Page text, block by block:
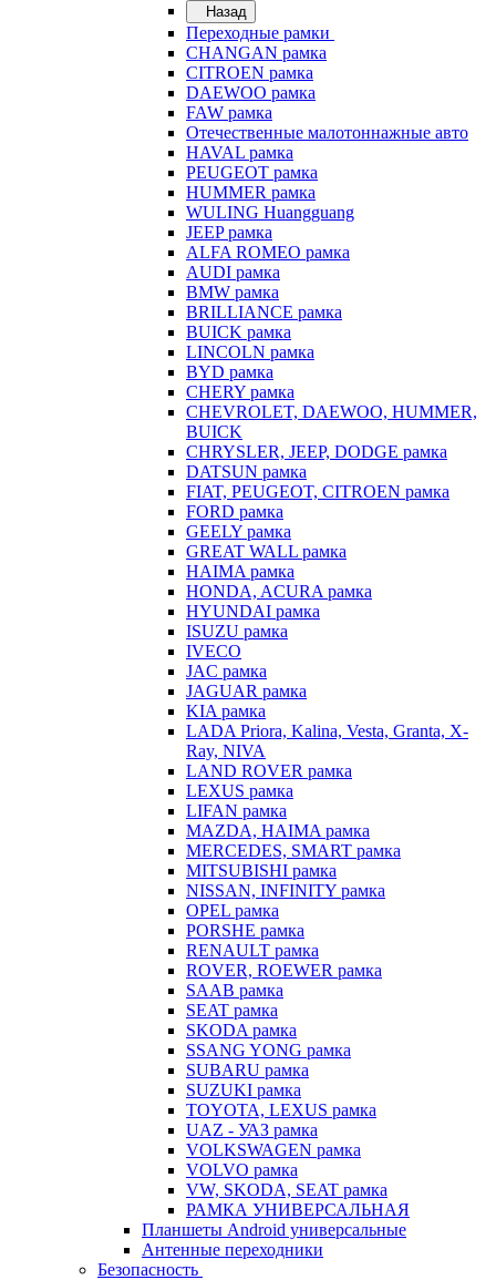
Назад
Переходные рамки
CHANGAN рамка
CITROEN рамка
DAEWOO рамка
FAW рамка
Отечественные малотоннажные авто
HAVAL рамка
PEUGEOT рамка
HUMMER рамка
WULING Huangguang
JEEP рамка
ALFA ROMEO рамка
AUDI рамка
BMW рамка
BRILLIANCE рамка
BUICK рамка
LINCOLN рамка
BYD рамка
CHERY рамка
CHEVROLET, DAEWOO, HUMMER,
BUICK
CHRYSLER, JEEP, DODGE рамка
DATSUN рамка
FIAT, PEUGEOT, CITROEN рамка
FORD рамка
GEELY рамка
GREAT WALL рамка
HAIMA рамка
HONDA, ACURA рамка
HYUNDAI рамка
ISUZU рамка
IVECO
JAC рамка
JAGUAR рамка
KIA рамка
LADA Priora, Kalina, Vesta, Granta, X-
Ray, NIVA
LAND ROVER рамка
LEXUS рамка
LIFAN рамка
MAZDA, HAIMA рамка
MERCEDES, SMART рамка
MITSUBISHI рамка
NISSAN, INFINITY рамка
OPEL рамка
PORSHE рамка
RENAULT рамка
ROVER, ROEWER рамка
SAAB рамка
SEAT рамка
SKODA рамка
SSANG YONG рамка
SUBARU рамка
SUZUKI рамка
TOYOTA, LEXUS рамка
UAZ - УАЗ рамка
VOLKSWAGEN рамка
VOLVO рамка
VW, SKODA, SEAT рамка
РАМКА УНИВЕРСАЛЬНАЯ
Планшеты Android универсальные
Антенные переходники
Безопасность